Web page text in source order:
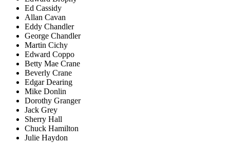
Ed Cassidy
Allan Cavan
Eddy Chandler
George Chandler
Martin Cichy
Edward Coppo
Betty Mae Crane
Beverly Crane
Edgar Dearing
Mike Donlin
Dorothy Granger
Jack Grey
Sherry Hall
Chuck Hamilton
Julie Haydon